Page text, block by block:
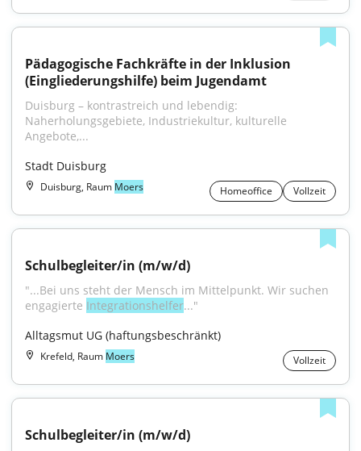
Pädagogische Fachkräfte in der Inklusion
(Eingliederungshilfe) beim Jugendamt
Duisburg – kontrastreich und lebendig:
Naherholungsgebiete, Industriekultur, kulturelle
Angebote,...
Stadt Duisburg
Duisburg, Raum Moers Homeoffice Vollzeit
Schulbegleiter/in (m/w/d)
"...Bei uns steht der Mensch im Mittelpunkt. Wir suchen
engagierte Integrationshelfer..."
Alltagsmut UG (haftungsbeschränkt)
Krefeld, Raum Moers Vollzeit
Schulbegleiter/in (m/w/d)